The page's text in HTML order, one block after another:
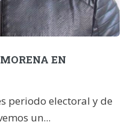
EN
periodo electoral y de
un...